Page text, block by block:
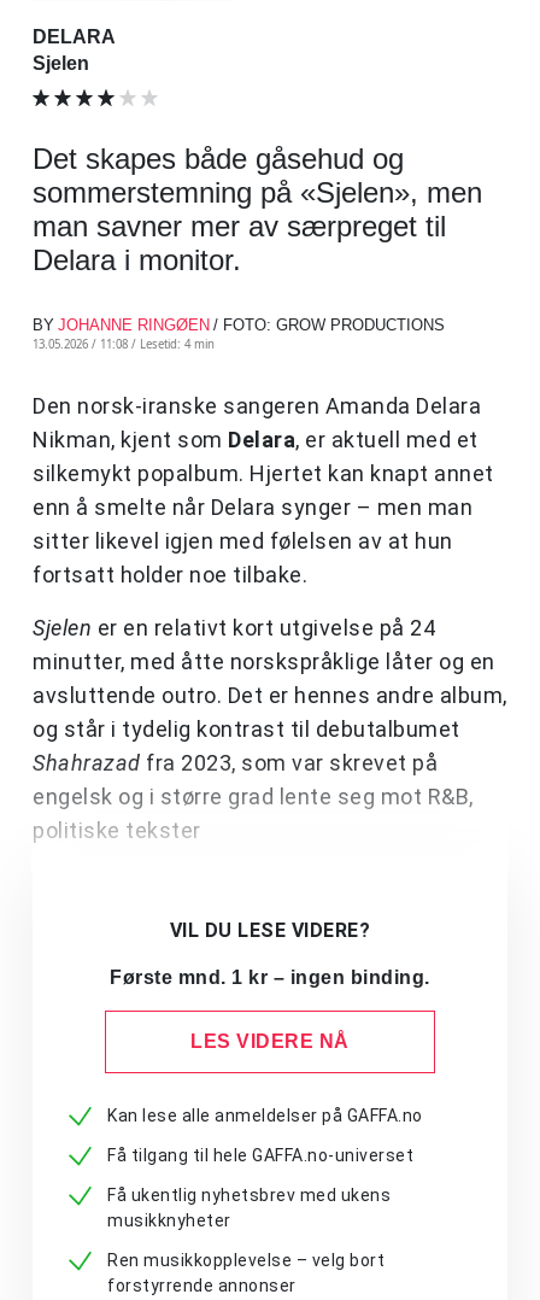
DELARA
Sjelen
Det skapes både gåsehud og
sommerstemning på «Sjelen», men
man savner mer av særpreget til
Delara i monitor.
BY JOHANNE RINGØEN / FOTO: GROW PRODUCTIONS
13.05.2026 / 11:08 / Lesetid: 4 min
Den norsk-iranske sangeren Amanda Delara
Nikman, kjent som Delara, er aktuell med et
silkemykt popalbum. Hjertet kan knapt annet
enn å smelte når Delara synger – men man
sitter likevel igjen med følelsen av at hun
fortsatt holder noe tilbake.
Sjelen er en relativt kort utgivelse på 24
minutter, med åtte norskspråklige låter og en
avsluttende outro. Det er hennes andre album,
og står i tydelig kontrast til debutalbumet
Shahrazad fra 2023, som var skrevet på
engelsk og i større grad lente seg mot R&B,
politiske tekster
VIL DU LESE VIDERE?
Første mnd. 1 kr – ingen binding.
LES VIDERE NÅ
Kan lese alle anmeldelser på GAFFA.no
Få tilgang til hele GAFFA.no-universet
Få ukentlig nyhetsbrev med ukens
musikknyheter
Ren musikkopplevelse – velg bort
forstyrrende annonser